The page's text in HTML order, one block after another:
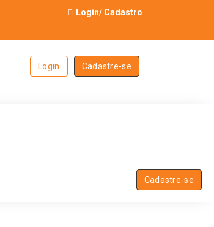
Login/ Cadastro
Login Cadastre-se
Cadastre-se